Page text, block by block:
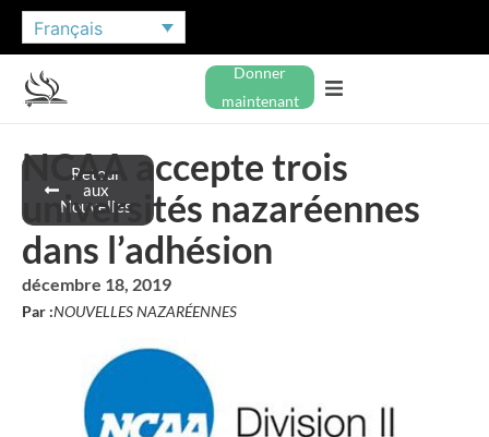
Français
Donner
maintenant
Retour
aux
Nouvelles
NCAA accepte trois
universités nazaréennes
dans l’adhésion
décembre 18, 2019
Par :NOUVELLES NAZARÉENNES